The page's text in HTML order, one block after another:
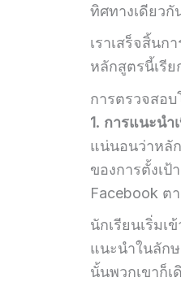
ทิศทางเดียว
เราเสร็จสิ้นก
หลักสูตรนี้เรีย
การตรวจสอ
1. การแนะนำ
แน่นอนว่าหลั
ของการตั้งเ
Facebook ต
นักเรียนเริ่มเ
แนะนำในลัก
นั้นพวกเขาก็